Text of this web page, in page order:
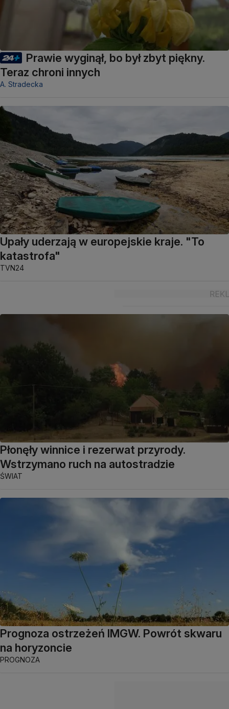
Prawie wyginął, bo był zbyt piękny.
Teraz chroni innych
A. Stradecka
Upały uderzają w europejskie kraje. "To
katastrofa"
TVN24
Płonęły winnice i rezerwat przyrody.
Wstrzymano ruch na autostradzie
ŚWIAT
Prognoza ostrzeżeń IMGW. Powrót skwaru
na horyzoncie
PROGNOZA